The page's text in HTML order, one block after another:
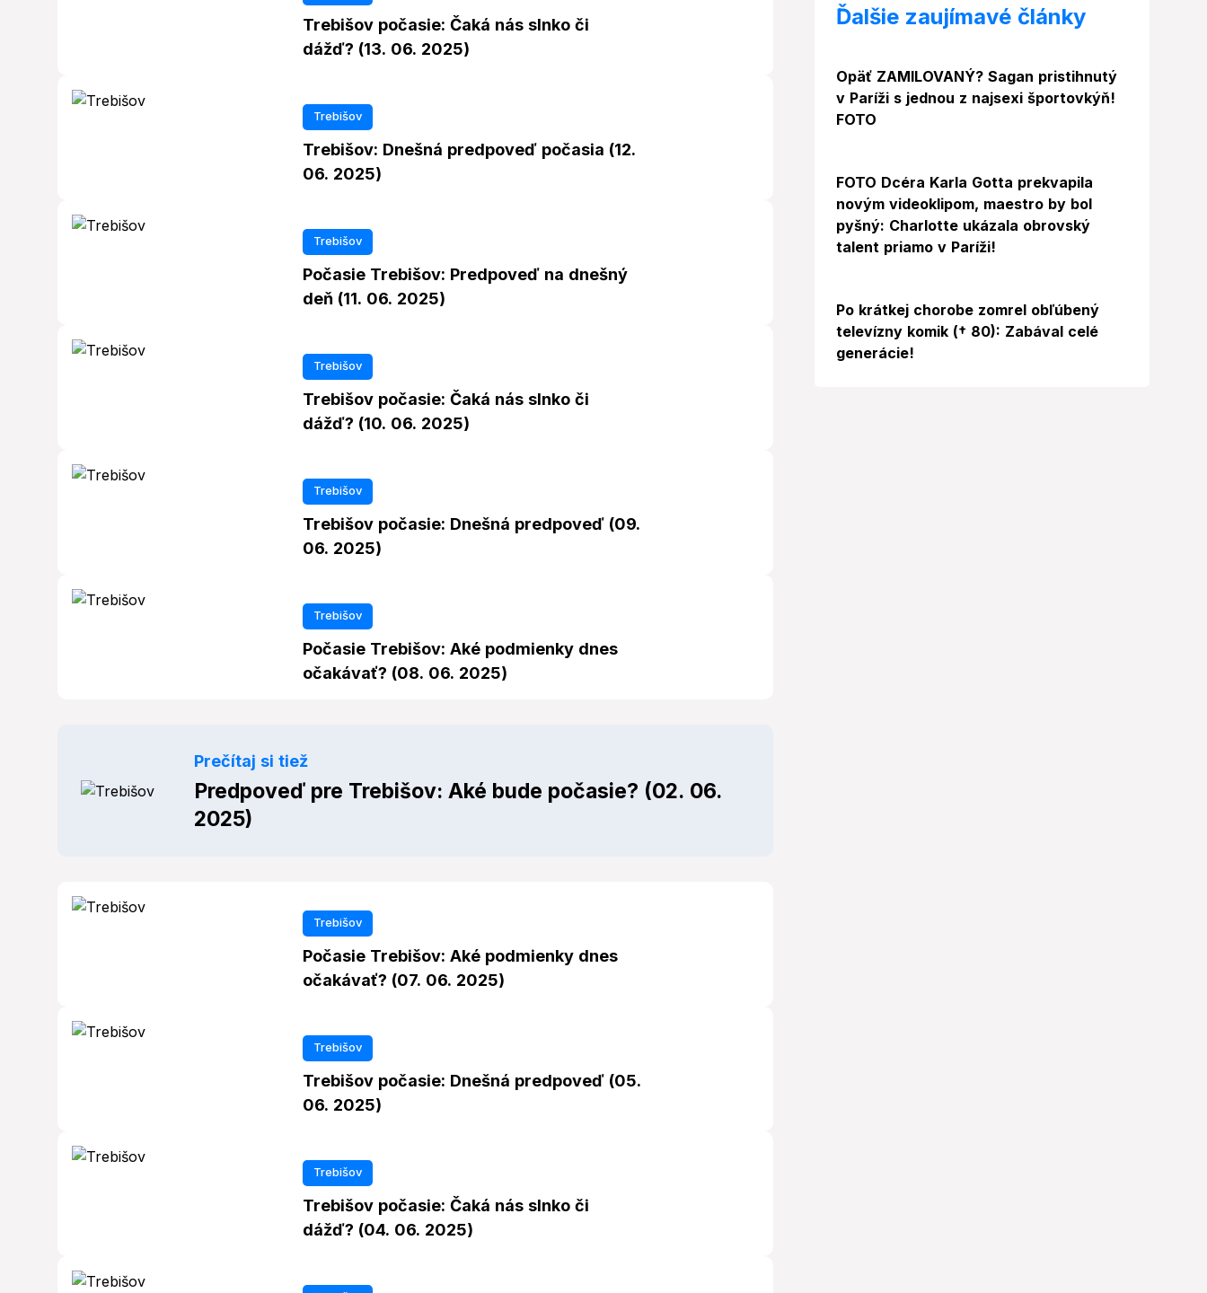
Trebišov počasie: Čaká nás slnko či
dážď? (13. 06. 2025)
Trebišov
Trebišov: Dnešná predpoveď počasia (12.
06. 2025)
Trebišov
Počasie Trebišov: Predpoveď na dnešný
deň (11. 06. 2025)
Trebišov
Trebišov počasie: Čaká nás slnko či
dážď? (10. 06. 2025)
Trebišov
Trebišov počasie: Dnešná predpoveď (09.
06. 2025)
Trebišov
Počasie Trebišov: Aké podmienky dnes
očakávať? (08. 06. 2025)
Prečítaj si tiež
Predpoveď pre Trebišov: Aké bude počasie? (02. 06.
2025)
Trebišov
Počasie Trebišov: Aké podmienky dnes
očakávať? (07. 06. 2025)
Trebišov
Trebišov počasie: Dnešná predpoveď (05.
06. 2025)
Trebišov
Trebišov počasie: Čaká nás slnko či
dážď? (04. 06. 2025)
Ďalšie zaujímavé články
Foto
Opäť ZAMILOVANÝ? Sagan pristihnutý
v Paríži s jednou z najsexi športovkýň!
FOTO
FOTO Dcéra Karla Gotta prekvapila
novým videoklipom, maestro by bol
pyšný: Charlotte ukázala obrovský
talent priamo v Paríži!
Po krátkej chorobe zomrel obľúbený
televízny komik († 80): Zabával celé
generácie!